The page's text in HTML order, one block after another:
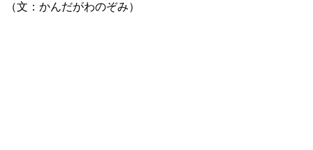
（文：かんだがわのぞみ）